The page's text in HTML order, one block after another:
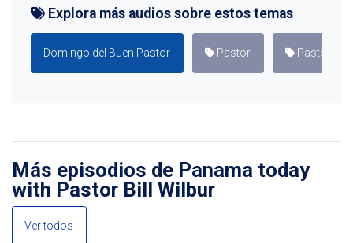
Explora más audios sobre estos temas
Domingo del Buen Pastor Pastor Pastor
Más episodios de Panama today
with Pastor Bill Wilbur
Ver todos